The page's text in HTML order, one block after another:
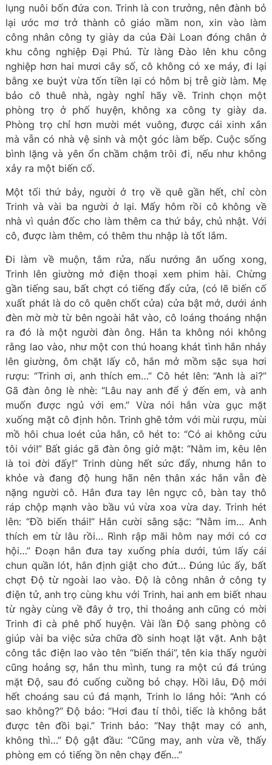
lụng nuôi bốn đứa con. Trinh là con trưởng, nên đành bỏ
lại ước mơ trở thành cô giáo mầm non, xin vào làm
công nhân công ty giày da của Đài Loan đóng chân ở
khu công nghiệp Đại Phú. Từ làng Đào lên khu công
nghiệp hơn hai mươi cây số, cô không có xe máy, đi lại
bằng xe buýt vừa tốn tiền lại có hôm bị trễ giờ làm. Mẹ
bảo cô thuê nhà, ngày nghỉ hãy về. Trinh chọn một
phòng trọ ở phố huyện, không xa công ty giày da.
Phòng trọ chỉ hơn mười mét vuông, được cái xinh xắn
mà vẫn có nhà vệ sinh và một góc làm bếp. Cuộc sống
bình lặng và yên ổn chầm chậm trôi đi, nếu như không
xảy ra một biến cố.
Một tối thứ bảy, người ở trọ về quê gần hết, chỉ còn
Trinh và vài ba người ở lại. Mấy hôm rồi cô không về
nhà vì quản đốc cho làm thêm ca thứ bảy, chủ nhật. Với
cô, được làm thêm, có thêm thu nhập là tốt lắm.
Đi làm về muộn, tắm rửa, nấu nướng ăn uống xong,
Trinh lên giường mở điện thoại xem phim hài. Chừng
gần tiếng sau, bất chợt có tiếng đẩy cửa, (có lẽ biến cố
xuất phát là do cô quên chốt cửa) cửa bật mở, dưới ánh
đèn mờ mờ từ bên ngoài hắt vào, cô loáng thoáng nhận
ra đó là một người đàn ông. Hắn ta không nói không
rằng lao vào, như một con thú hoang khát tình hắn nhảy
lên giường, ôm chặt lấy cô, hắn mở mồm sặc sụa hơi
rượu: “Trinh ơi, anh thích em…” Cô hét lên: “Anh là ai?”
Gã đàn ông lè nhè: “Lâu nay anh để ý đến em, và anh
muốn được ngủ với em.” Vừa nói hắn vừa gục mặt
xuống mặt cô định hôn. Trinh ghê tởm với mùi rượu, mùi
mồ hôi chua loét của hắn, cô hét to: “Có ai không cứu
tôi với!” Bất giác gã đàn ông giở mặt: “Nằm im, kêu lên
là toi đời đấy!” Trinh dùng hết sức đẩy, nhưng hắn to
khỏe và đang độ hung hãn nên thân xác hắn vẫn đè
nặng người cô. Hắn đưa tay lên ngực cô, bàn tay thô
ráp chộp mạnh vào bầu vú vừa xoa vừa day. Trinh hét
lên: “Đồ biến thái!” Hắn cười sằng sặc: “Nằm im… Anh
thích em từ lâu rồi… Rình rập mãi hôm nay mới có cơ
hội…” Đoạn hắn đưa tay xuống phía dưới, túm lấy cái
chun quần lót, hắn định giật cho đứt… Đúng lúc ấy, bất
chợt Độ từ ngoài lao vào. Độ là công nhân ở công ty
điện tử, anh trọ cùng khu với Trinh, hai anh em biết nhau
từ ngày cùng về đây ở trọ, thi thoảng anh cũng có mời
Trinh đi cà phê phố huyện. Vài lần Độ sang phòng cô
giúp vài ba việc sửa chữa đồ sinh hoạt lặt vặt. Anh bật
công tắc điện lao vào tên “biến thái”, tên kia thấy người
cũng hoảng sợ, hắn thu mình, tung ra một cú đá trúng
mặt Độ, sau đó cuống cuồng bỏ chạy. Hồi lâu, Độ mới
hết choáng sau cú đá mạnh, Trinh lo lắng hỏi: “Anh có
sao không?” Độ bảo: “Hơi đau tí thôi, tiếc là không bắt
được tên đồi bại.” Trinh bảo: “Nay thật may có anh,
không thì…” Độ gật đầu: “Cũng may, anh vừa về, thấy
phòng em có tiếng ồn nên chạy đến…”